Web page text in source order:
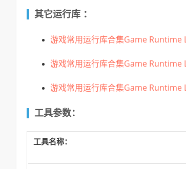
其它运行库 ：
游戏常用运行库合集Game Runtime
游戏常用运行库合集Game Runtime
游戏常用运行库合集Game Runtime
工具参数：
工具名称：